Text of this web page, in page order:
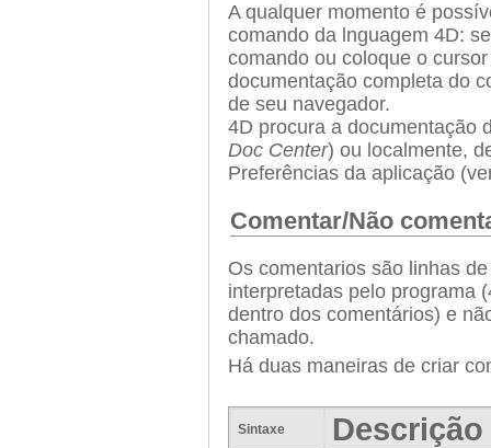
A qualquer momento é
comando da lnguagem 4D:
comando ou coloque o
documentação completa do
de seu navegador.
4D procura a documentação
Doc Center) ou localmente,
Preferências da aplicação
Comentar/Não
Os comentarios são linhas
interpretadas pelo programa
dentro dos comentários) e
chamado.
Há duas maneiras de criar
Sintaxe Descrição